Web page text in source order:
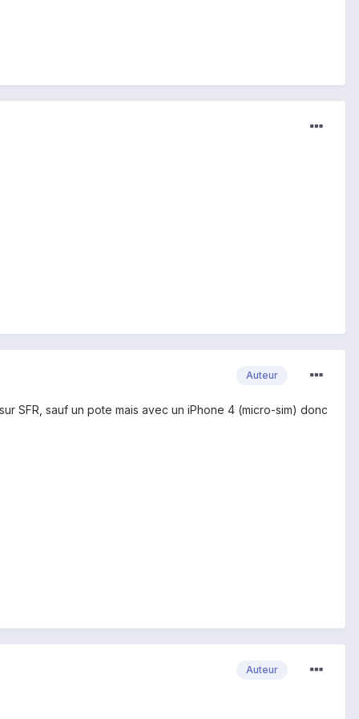
Auteur
SFR, sauf un pote mais avec un iPhone 4 (micro-sim) donc
Auteur